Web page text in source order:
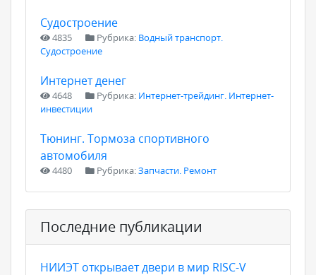
Судостроение
4835 Рубрика: Водный транспорт.
Судостроение
Интернет денег
4648 Рубрика: Интернет-трейдинг. Интернет-
инвестиции
Тюнинг. Тормоза спортивного
автомобиля
4480 Рубрика:Запчасти. Ремонт
Последние публикации
НИИЭТ открывает двери в мир RISC-V